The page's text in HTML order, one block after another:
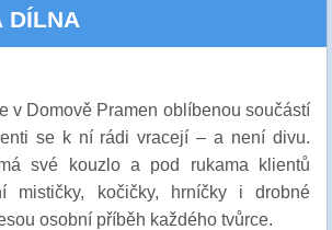
DÍLNA
v Domově Pramen oblíbenou součástí
se k ní rádi vracejí – a není divu.
své kouzlo a pod rukama klientů
mističky, kočičky, hrníčky i drobné
osobní příběh každého tvůrce.